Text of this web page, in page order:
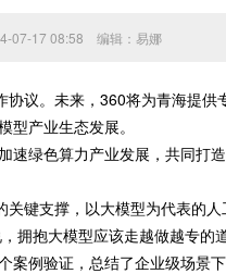
07-17 08:58 编辑：易娜
议。未来，360将为青海提供
型产业生态发展。
绿色算力产业发展，共同打
键支撑，以大模型为代表的
拥抱大模型应该走越做越专的
例验证，总结了企业级场景